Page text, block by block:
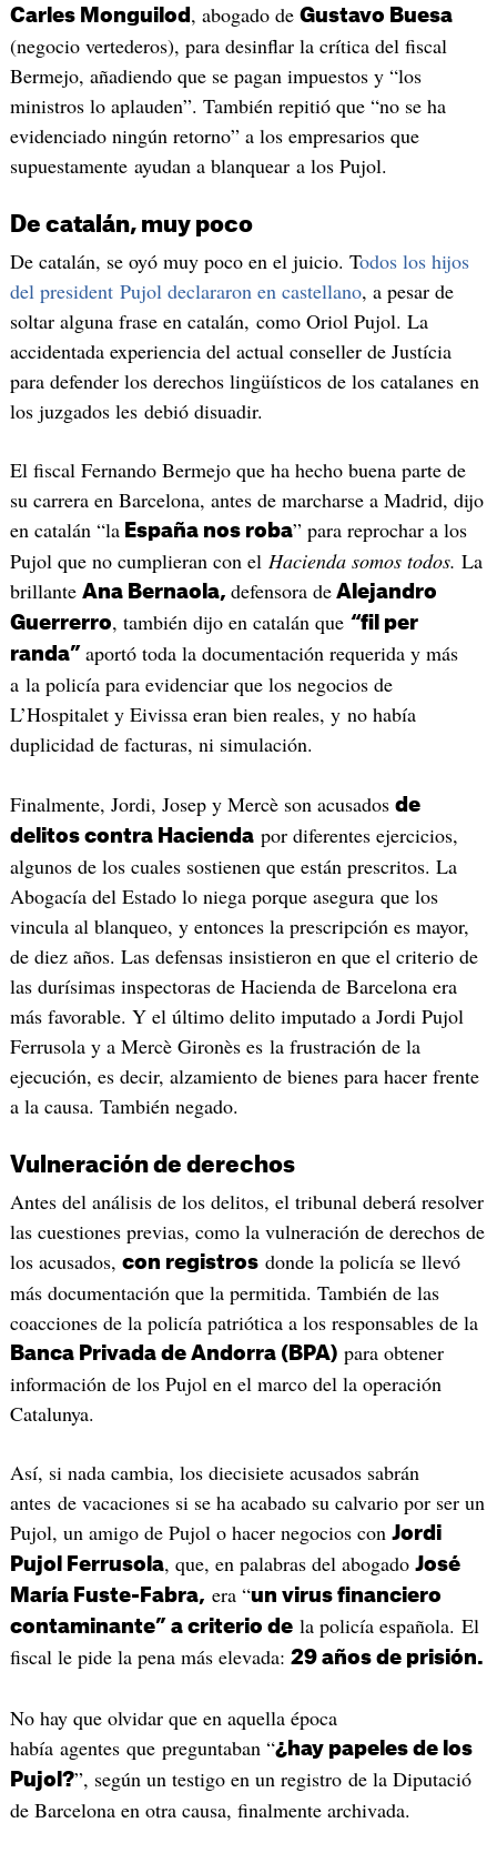
Carles Monguilod , abogado de Gustavo Buesa
(negocio vertederos), para desinflar la crítica del fiscal
Bermejo, añadiendo que se pagan impuestos y “los
ministros lo aplauden”. También repitió que “no se ha
evidenciado ningún retorno” a los empresarios que
supuestamente ayudan a blanquear a los Pujol.
De catalán, muy poco
De catalán, se oyó muy poco en el juicio. Todos los hijos
del president Pujol declararon en castellano, a pesar de
soltar alguna frase en catalán, como Oriol Pujol. La
accidentada experiencia del actual conseller de Justícia
para defender los derechos lingüísticos de los catalanes en
los juzgados les debió disuadir.
El fiscal Fernando Bermejo que ha hecho buena parte de
su carrera en Barcelona, antes de marcharse a Madrid, dijo
en catalán “laEspaña nos roba” para reprochar a los
Pujol que no cumplieran con el Hacienda somos todos. La
brillante Ana Bernaola, defensora deAlejandro
Guerrerro, también dijo en catalán que “fil per
randa” aportó toda la documentación requerida y más
a la policía para evidenciar que los negocios de
L’Hospitalet y Eivissa eran bien reales, y no había
duplicidad de facturas, ni simulación.
Finalmente, Jordi, Josep y Mercè son acusados de
delitos contra Haciendapor diferentes ejercicios,
algunos de los cuales sostienen que están prescritos. La
Abogacía del Estado lo niega porque asegura que los
vincula al blanqueo, y entonces la prescripción es mayor,
de diez años. Las defensas insistieron en que el criterio de
las durísimas inspectoras de Hacienda de Barcelona era
más favorable. Y el último delito imputado a Jordi Pujol
Ferrusola y a Mercè Gironès es la frustración de la
ejecución, es decir, alzamiento de bienes para hacer frente
a la causa. También negado.
Vulneración de derechos
Antes del análisis de los delitos, el tribunal deberá resolver
las cuestiones previas, como la vulneración de derechos de
los acusados, con registrosdonde la policía se llevó
más documentación que la permitida. También de las
coacciones de la policía patriótica a los responsables de la
Banca Privada de Andorra (BPA)para obtener
información de los Pujol en el marco del la operación
Catalunya.
Así, si nada cambia, los diecisiete acusados sabrán
antes de vacaciones si se ha acabado su calvario por ser un
Pujol, un amigo de Pujol o hacer negocios con Jordi
Pujol Ferrusola, que, en palabras del abogado José
María Fuste-Fabra, era “un virus financiero
contaminante” a criterio dela policía española. El
fiscal le pide la pena más elevada: 29 años de prisión.
No hay que olvidar que en aquella época
había agentes que preguntaban “¿hay papeles de los
Pujol?”, según un testigo en un registro de la Diputació
de Barcelona en otra causa, finalmente archivada.